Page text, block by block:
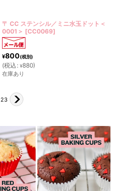
〒 CC ステンシル／ミニ水玉ドット＜
0001＞ [CC0069]
¥800(税別)
(税込 : ¥880)
在庫あり
23